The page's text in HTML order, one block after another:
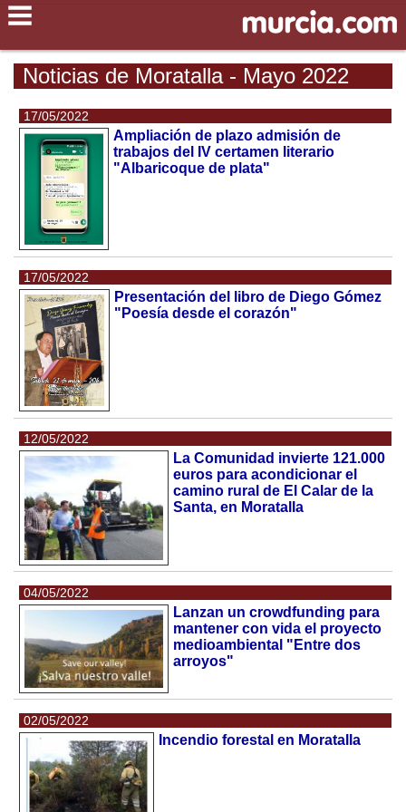
Noticias de Moratalla - Mayo 2022
17/05/2022
Ampliación de plazo admisión de
trabajos del IV certamen literario
"Albaricoque de plata"
17/05/2022
Presentación del libro de Diego Gómez
"Poesía desde el corazón"
12/05/2022
La Comunidad invierte 121.000
euros para acondicionar el
camino rural de El Calar de la
Santa, en Moratalla
04/05/2022
Lanzan un crowdfunding para
mantener con vida el proyecto
medioambiental "Entre dos
arroyos"
02/05/2022
Incendio forestal en Moratalla